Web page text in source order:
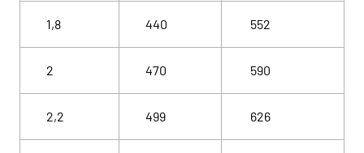
1,8 440 552
2 470 590
2,2 499 626